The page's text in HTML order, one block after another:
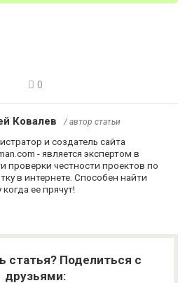
0
Ковалев / автор статьи
и создатель сайта
- является экспертом в
проверки честности проектов по
в интернете. Способен найти
ее прячут!
статья? Поделиться с
друзьями: